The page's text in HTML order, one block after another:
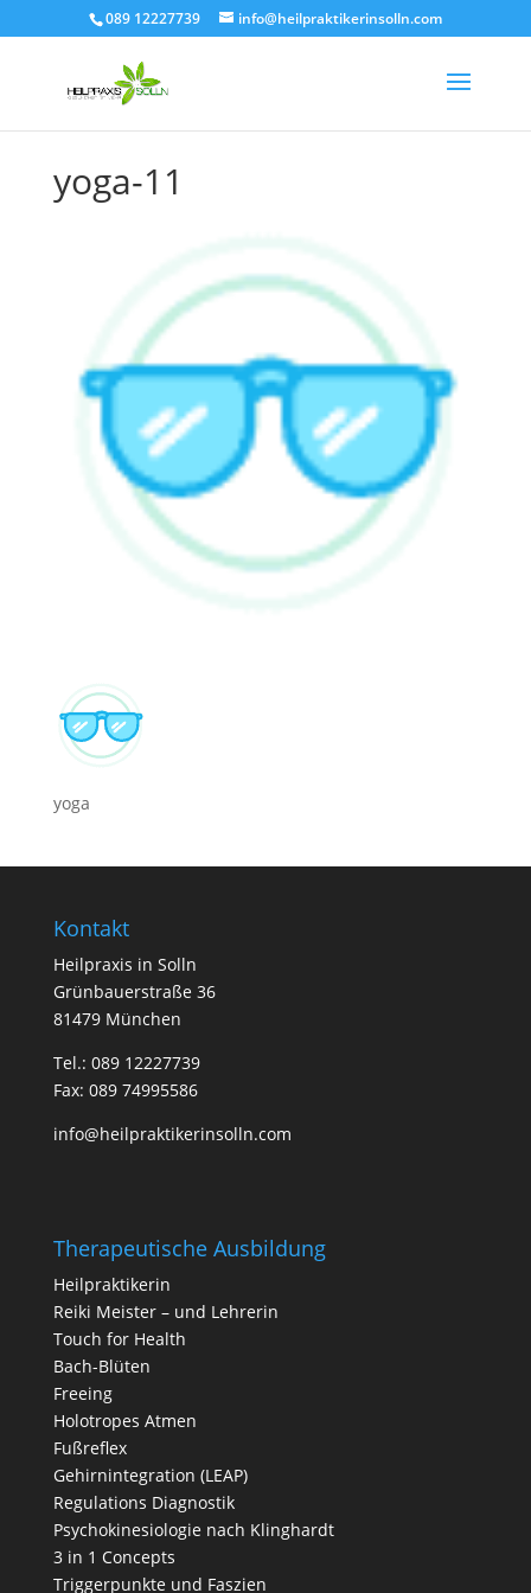
089 12227739 info@heilpraktikerinsolln.com
yoga-11
yoga
Kontakt
Heilpraxis in Solln
Grünbauerstraße 36
81479 München
Tel.: 089 12227739
Fax: 089 74995586
info@heilpraktikerinsolln.com
Therapeutische Ausbildung
Heilpraktikerin
Reiki Meister – und Lehrerin
Touch for Health
Bach-Blüten
Freeing
Holotropes Atmen
Fußreflex
Gehirnintegration (LEAP)
Regulations Diagnostik
Psychokinesiologie nach Klinghardt
3 in 1 Concepts
Triggerpunkte und Faszien